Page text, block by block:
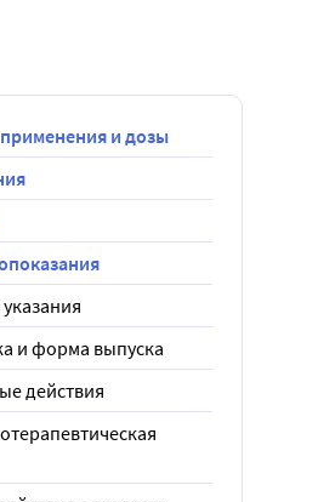
и дозы
и форма выпуска
действия